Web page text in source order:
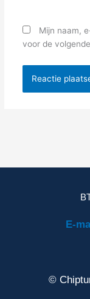
Mijn naam,
voor de
E-
©